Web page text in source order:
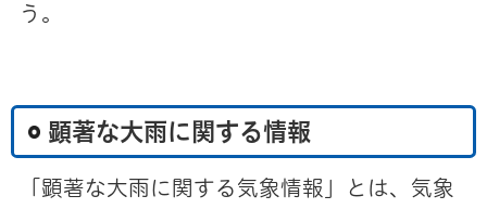
う。
顕著な大雨に関する情報
「顕著な大雨に関する気象情報」とは、気象